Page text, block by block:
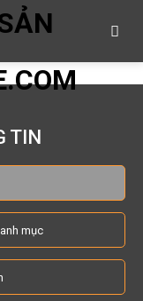
TIN